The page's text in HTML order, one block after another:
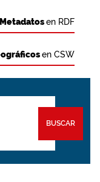
Metadatosen RDF
en CSW
BUSCAR